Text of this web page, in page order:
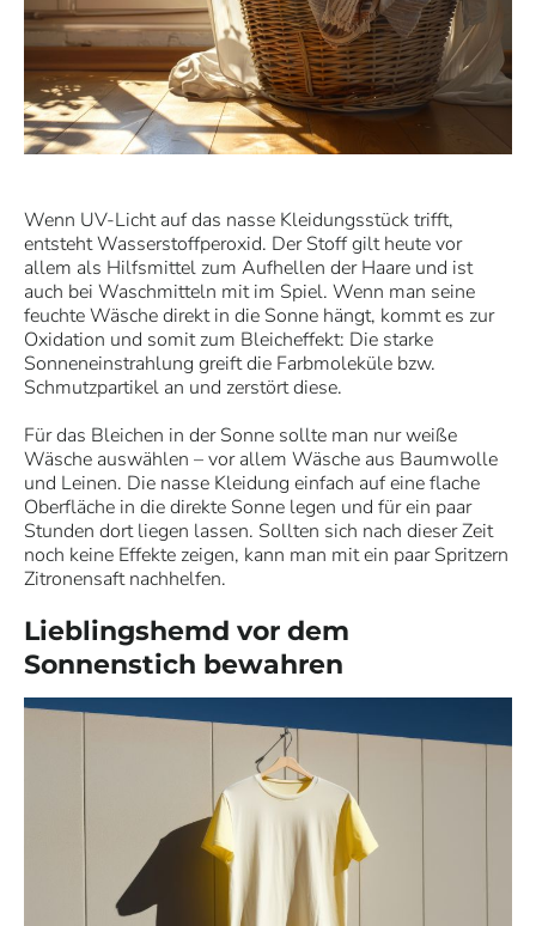
Wenn UV-Licht auf das nasse Kleidungsstück trifft,
entsteht Wasserstoffperoxid. Der Stoff gilt heute vor
allem als Hilfsmittel zum Aufhellen der Haare und ist
auch bei Waschmitteln mit im Spiel. Wenn man seine
feuchte Wäsche direkt in die Sonne hängt, kommt es zur
Oxidation und somit zum Bleicheffekt: Die starke
Sonneneinstrahlung greift die Farbmoleküle bzw.
Schmutzpartikel an und zerstört diese.
Für das Bleichen in der Sonne sollte man nur weiße
Wäsche auswählen – vor allem Wäsche aus Baumwolle
und Leinen. Die nasse Kleidung einfach auf eine flache
Oberfläche in die direkte Sonne legen und für ein paar
Stunden dort liegen lassen. Sollten sich nach dieser Zeit
noch keine Effekte zeigen, kann man mit ein paar Spritzern
Zitronensaft nachhelfen.
Lieblingshemd vor dem
Sonnenstich bewahren